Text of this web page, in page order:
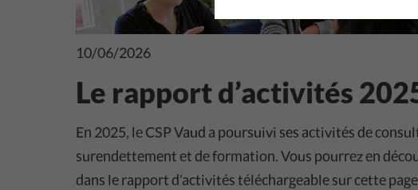
10/06/2026
Le rapport d’activités
En 2025, le CSP Vaud a poursuivi ses activités de
surendettement et de formation. Vous pourrez en
dans le rapport d’activités téléchargeable sur cette